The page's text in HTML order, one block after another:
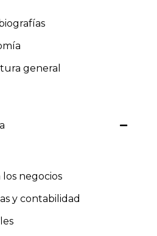
general
negocios
y contabilidad